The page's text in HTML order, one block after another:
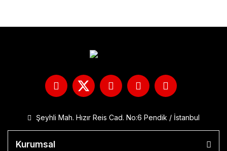
Şeyhli Mah. Hızır Reis Cad. No:6 Pendik / İstanbul
Kurumsal